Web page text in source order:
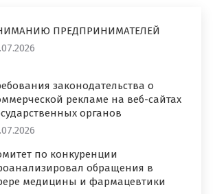
ПРЕДПРИНИМАТЕЛЕЙ
законодательства о
рекламе на веб-сайтах
органов
по конкуренции
обращения в
медицины и фармацевтики